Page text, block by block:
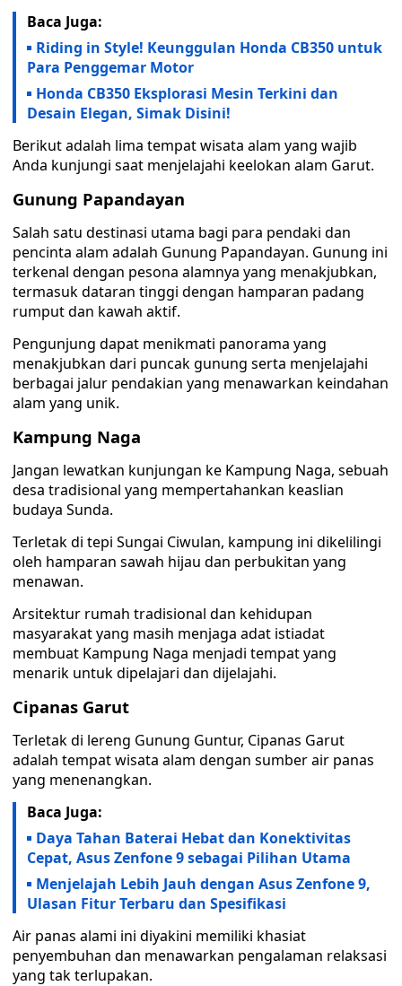
Baca Juga:
Riding in Style! Keunggulan Honda CB350 untuk
Para Penggemar Motor
Honda CB350 Eksplorasi Mesin Terkini dan
Desain Elegan, Simak Disini!
Berikut adalah lima tempat wisata alam yang wajib
Anda kunjungi saat menjelajahi keelokan alam Garut.
Gunung Papandayan
Salah satu destinasi utama bagi para pendaki dan
pencinta alam adalah Gunung Papandayan. Gunung ini
terkenal dengan pesona alamnya yang menakjubkan,
termasuk dataran tinggi dengan hamparan padang
rumput dan kawah aktif.
Pengunjung dapat menikmati panorama yang
menakjubkan dari puncak gunung serta menjelajahi
berbagai jalur pendakian yang menawarkan keindahan
alam yang unik.
Kampung Naga
Jangan lewatkan kunjungan ke Kampung Naga, sebuah
desa tradisional yang mempertahankan keaslian
budaya Sunda.
Terletak di tepi Sungai Ciwulan, kampung ini dikelilingi
oleh hamparan sawah hijau dan perbukitan yang
menawan.
Arsitektur rumah tradisional dan kehidupan
masyarakat yang masih menjaga adat istiadat
membuat Kampung Naga menjadi tempat yang
menarik untuk dipelajari dan dijelajahi.
Cipanas Garut
Terletak di lereng Gunung Guntur, Cipanas Garut
adalah tempat wisata alam dengan sumber air panas
yang menenangkan.
Baca Juga:
Daya Tahan Baterai Hebat dan Konektivitas
Cepat, Asus Zenfone 9 sebagai Pilihan Utama
Menjelajah Lebih Jauh dengan Asus Zenfone 9,
Ulasan Fitur Terbaru dan Spesifikasi
Air panas alami ini diyakini memiliki khasiat
penyembuhan dan menawarkan pengalaman relaksasi
yang tak terlupakan.